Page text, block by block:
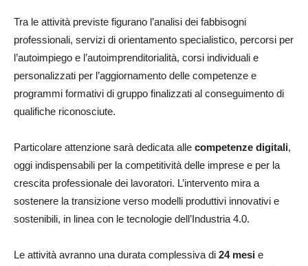
Tra le attività previste figurano l’analisi dei fabbisogni
professionali, servizi di orientamento specialistico, percorsi per
l’autoimpiego e l’autoimprenditorialità, corsi individuali e
personalizzati per l’aggiornamento delle competenze e
programmi formativi di gruppo finalizzati al conseguimento di
qualifiche riconosciute.
Particolare attenzione sarà dedicata alle competenze digitali,
oggi indispensabili per la competitività delle imprese e per la
crescita professionale dei lavoratori. L’intervento mira a
sostenere la transizione verso modelli produttivi innovativi e
sostenibili, in linea con le tecnologie dell’Industria 4.0.
Le attività avranno una durata complessiva di 24 mesi e